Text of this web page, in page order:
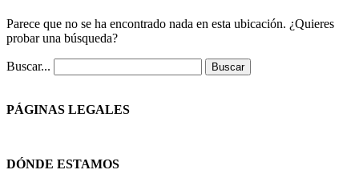
Parece que no se ha encontrado nada en esta ubicación. ¿Quieres
probar una búsqueda?
Buscar...
PÁGINAS LEGALES
DÓNDE ESTAMOS